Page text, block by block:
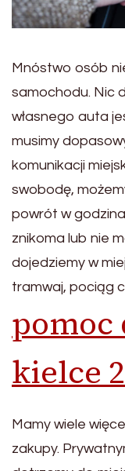
Mnóstwo osób
samochodu. Nic
własnego auta
musimy
komunikacji
swobodę,
powrót w
znikoma lub nie
dojedziemy w
tramwaj, pociąg
pomoc
kielce
Mamy wiele
zakupy.